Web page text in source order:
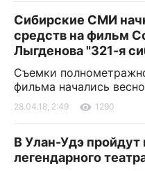
Сибирские СМИ
средств на фильм
Лыгденова "321-я
Съемки
фильма начались
28.04.18, 2:49 1290
В Улан-Удэ пройдут
легендарного